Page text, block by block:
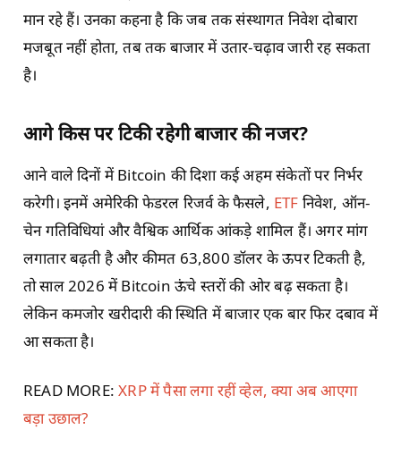
मान रहे हैं। उनका कहना है कि जब तक संस्थागत निवेश दोबारा
मजबूत नहीं होता, तब तक बाजार में उतार-चढ़ाव जारी रह सकता
है।
आगे किस पर टिकी रहेगी बाजार की नजर?
आने वाले दिनों में Bitcoin की दिशा कई अहम संकेतों पर निर्भर
करेगी। इनमें अमेरिकी फेडरल रिजर्व के फैसले, ETF निवेश, ऑन-
चेन गतिविधियां और वैश्विक आर्थिक आंकड़े शामिल हैं। अगर मांग
लगातार बढ़ती है और कीमत 63,800 डॉलर के ऊपर टिकती है,
तो साल 2026 में Bitcoin ऊंचे स्तरों की ओर बढ़ सकता है।
लेकिन कमजोर खरीदारी की स्थिति में बाजार एक बार फिर दबाव में
आ सकता है।
READ MORE:XRP में पैसा लगा रहीं व्हेल, क्या अब आएगा
बड़ा उछाल?